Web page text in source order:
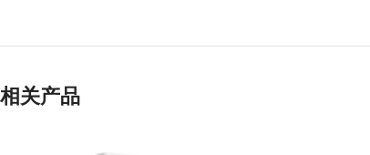
相关产品